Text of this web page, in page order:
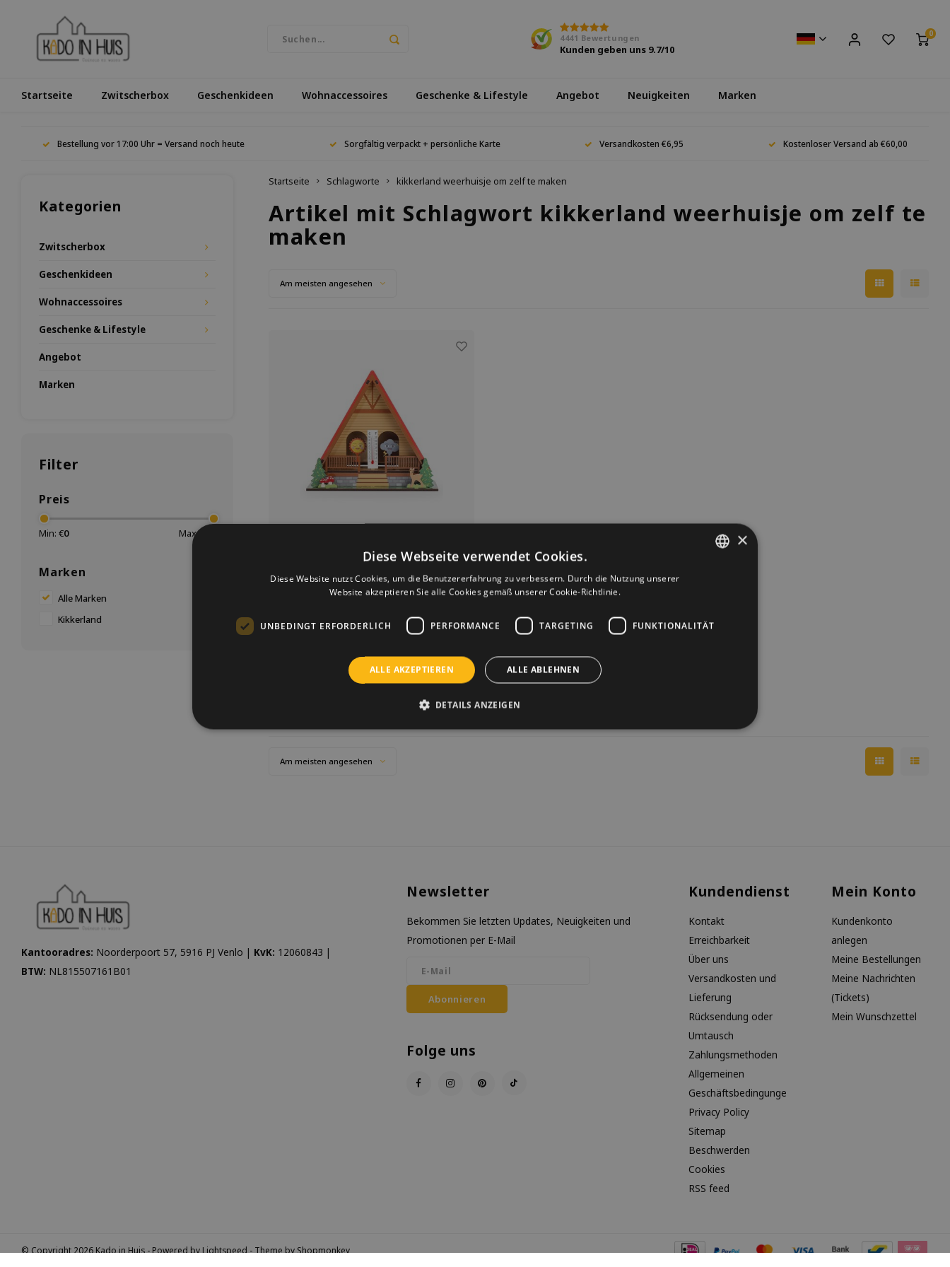
4441 Bewertungen
Kunden geben uns 9.7/10
0
Startseite Zwitscherbox Geschenkideen Wohnaccessoires Geschenke & Lifestyle Angebot Neuigkeiten Marken
Bestellung vor 17:00 Uhr = Versand noch heute Sorgfältig verpackt + persönliche Karte Versandkosten €6,95 Kostenloser Versand ab €60,00
Kategorien
Zwitscherbox
Geschenkideen
Wohnaccessoires
Geschenke & Lifestyle
Angebot
Marken
Filter
Preis
Min: €0 Max: €
Marken
Alle Marken
Kikkerland
Startseite Schlagworte kikkerland weerhuisje om zelf te maken
Artikel mit Schlagwort kikkerland weerhuisje om zelf te
maken
Am meisten angesehen
Basteln Sie Ihr eigenes Wetterhaus
Basteln Sie gerne und interessierst Sie sich für das
diesem Bastelset von Kikkerland. Das Haus zieht
aus wie ein Schweizer Wetterhaus. Anhand der
Wetter ist.
NICHT VORRÄTIG
Benachrichtige mich
Am meisten angesehen
Kantooradres: Noorderpoort 57, 5916 PJ Venlo | KvK: 12060843 |
BTW: NL815507161B01
Newsletter
Bekommen Sie letzten Updates, Neuigkeiten und
Promotionen per E-Mail
Abonnieren
Folge uns
Kundendienst
Kontakt
Erreichbarkeit
Über uns
Versandkosten und
Lieferung
Rücksendung oder
Umtausch
Zahlungsmethoden
Allgemeinen
Geschäftsbedingunge
Privacy Policy
Sitemap
Beschwerden
Cookies
RSS feed
Mein Konto
Kundenkonto
anlegen
Meine Bestellungen
Meine Nachrichten
(Tickets)
Mein Wunschzettel
© Copyright 2026 Kado in Huis - Powered byLightspeed- Theme byShopmonkey
ENGLISH
×
Diese Webseite verwendet Cookies.
Diese Website nutzt Cookies, um die Benutzererfahrung zu verbessern. Durch die Nutzung unserer
Website akzeptieren Sie alle Cookies gemäß unserer Cookie-Richtlinie.
UNBEDINGT ERFORDERLICH PERFORMANCE TARGETING FUNKTIONALITÄT
ALLE AKZEPTIEREN ALLE ABLEHNEN
DETAILS ANZEIGEN